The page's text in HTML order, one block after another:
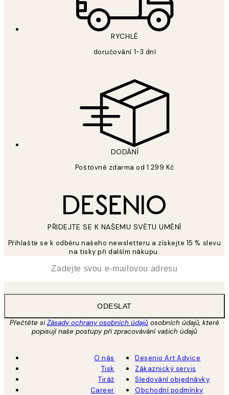
RYCHLÉ
doručování 1-3 dní
DODÁNÍ
Poštovné zdarma od 1 299 Kč
PŘIDEJTE SE K NAŠEMU SVĚTU UMĚNÍ
Přihlašte se k odběru našeho newsletteru a získejte 15 % slevu
na tisky při dalším nákupu.
ODESLAT
Přečtěte siZásady ochrany osobních údajů osobních údajů, které
popisují naše postupy při zpracovávání vašich údajů
O nás
Tisk
Tiráž
Career
Desenio Art Advice
Zákaznický servis
Sledování objednávky
Obchodní podmínky